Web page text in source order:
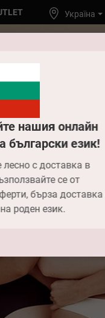
нашия онлайн
български език!
лесно с доставка в
се от
бърза доставка
роден език.
Україна
Чи